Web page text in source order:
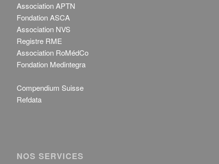
Association APTN
Fondation ASCA
Association NVS
Registre RME
Association RoMédCo
Fondation Medintegra
Compendium Suisse
Refdata
NOS SERVICES